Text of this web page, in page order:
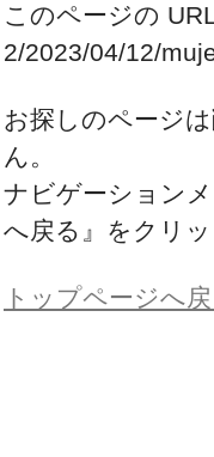
このページの
2/2023/04/12/
お探しのページ
ん。
ナビゲーション
へ戻る』をクリ
トップページへ